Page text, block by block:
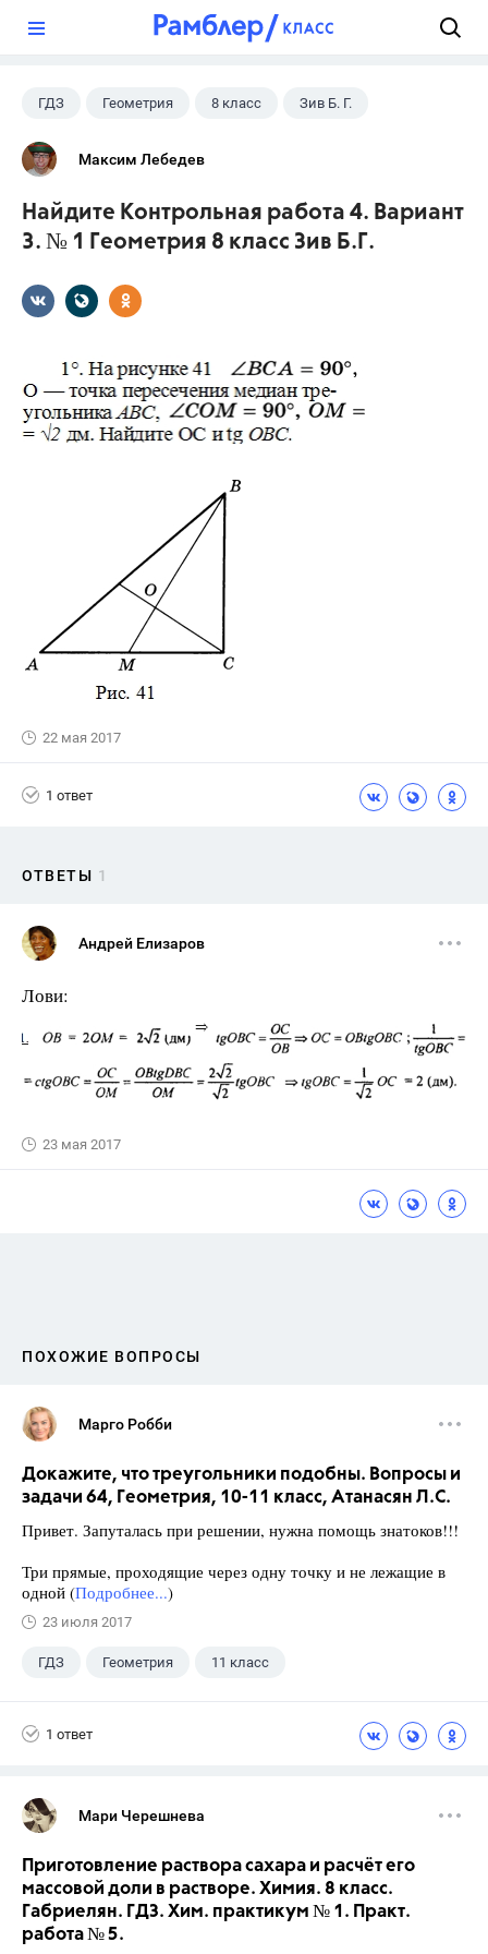
ГДЗ Геометрия 8 класс Зив Б. Г.
Максим Лебедев
Найдите Контрольная работа 4. Вариант
3. № 1 Геометрия 8 класс Зив Б.Г.
22 мая 2017
1 ответ
ОТВЕТЫ 1
Андрей Елизаров
Лови:
23 мая 2017
ПОХОЖИЕ ВОПРОСЫ
Марго Робби
Докажите, что треугольники подобны. Вопросы и
задачи 64, Геометрия, 10-11 класс, Атанасян Л.С.
Привет. Запуталась при решении, нужна помощь знатоков!!!
Три прямые, проходящие через одну точку и не лежащие в
одной (Подробнее...)
23 июля 2017
ГДЗ Геометрия 11 класс
1 ответ
Мари Черешнева
Приготовление раствора сахара и расчёт его
массовой доли в растворе. Химия. 8 класс.
Габриелян. ГДЗ. Хим. практикум № 1. Практ.
работа № 5.